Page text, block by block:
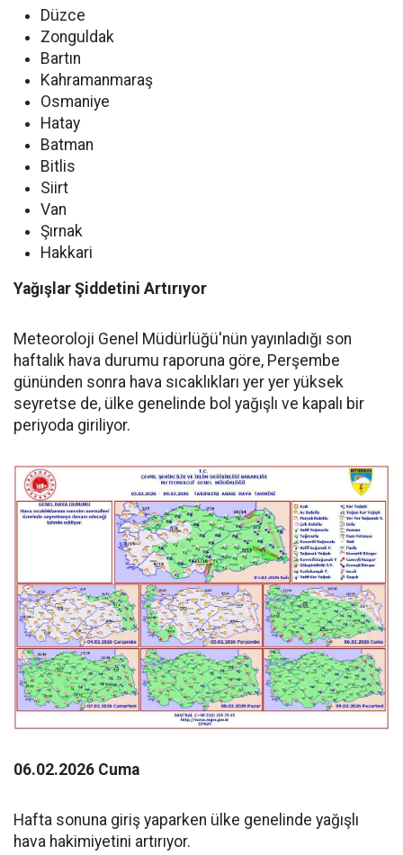
Düzce
Zonguldak
Bartın
Kahramanmaraş
Osmaniye
Hatay
Batman
Bitlis
Siirt
Van
Şırnak
Hakkari
Yağışlar Şiddetini Artırıyor
Meteoroloji Genel Müdürlüğü'nün yayınladığı son
haftalık hava durumu raporuna göre, Perşembe
gününden sonra hava sıcaklıkları yer yer yüksek
seyretse de, ülke genelinde bol yağışlı ve kapalı bir
periyoda giriliyor.
06.02.2026 Cuma
Hafta sonuna giriş yaparken ülke genelinde yağışlı
hava hakimiyetini artırıyor.